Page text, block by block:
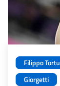
Filippo Tortu
Giorgetti